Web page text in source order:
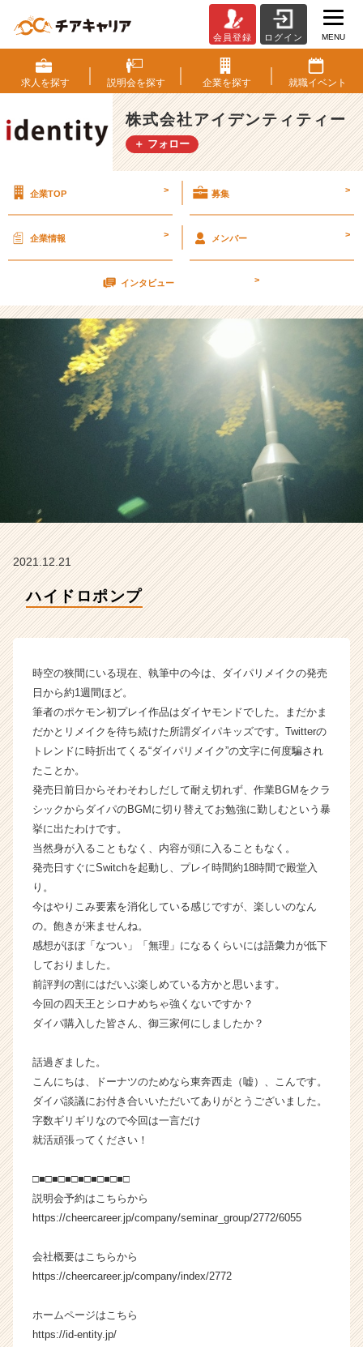
イ
ド
ロ
ポ
ン
プ
社
デ
ン
ィ
テ
ィ
ー
の
タ
イ
ム
ラ
|
ベ
ー・
成
企
か
ス
カ
ト
届
く
活
サ
チ
ア
キ
リ
ア
h
r
C
a
会員登録 ログイン MENU
求人を探す 説明会を探す 企業を探す 就職イベント
株式会社アイデンティティー
＋ フォロー
企業TOP > 募集 >
企業情報 > メンバー >
インタビュー >
2021.12.21
ハイドロポンプ
時空の狭間にいる現在、執筆中の今は、ダイパリメイクの発売
日から約1週間ほど。
筆者のポケモン初プレイ作品はダイヤモンドでした。まだかま
だかとリメイクを待ち続けた所謂ダイパキッズです。Twitterの
トレンドに時折出てくる“ダイパリメイク”の文字に何度騙され
たことか。
発売日前日からそわそわしだして耐え切れず、作業BGMをクラ
シックからダイパのBGMに切り替えてお勉強に勤しむという暴
挙に出たわけです。
当然身が入ることもなく、内容が頭に入ることもなく。
発売日すぐにSwitchを起動し、プレイ時間約18時間で殿堂入
り。
今はやりこみ要素を消化している感じですが、楽しいのなん
の。飽きが来ませんね。
感想がほぼ「なつい」「無理」になるくらいには語彙力が低下
しておりました。
前評判の割にはだいぶ楽しめている方かと思います。
今回の四天王とシロナめちゃ強くないですか？
ダイパ購入した皆さん、御三家何にしましたか？
話過ぎました。
こんにちは、ドーナツのためなら東奔西走（嘘）、こんです。
ダイパ談議にお付き合いいただいてありがとうございました。
字数ギリギリなので今回は一言だけ
就活頑張ってください！
□■□■□■□■□■□■□■□
説明会予約はこちらから
https://cheercareer.jp/company/seminar_group/2772/6055
会社概要はこちらから
https://cheercareer.jp/company/index/2772
ホームページはこちら
https://id-entity.jp/